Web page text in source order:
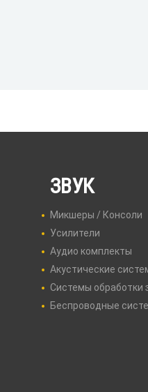
ЗВУК
Микшеры / Консоли
Усилители
Аудио комплекты
Акустические
Системы обработки
Беспроводные